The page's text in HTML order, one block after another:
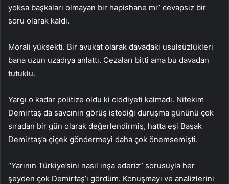
yoksa başkaları olmayan bir hapishane mi” cevapsız bir
soru olarak kaldı.
Morali yüksekti. Bir avukat olarak davadaki usulsüzlükleri
bana uzun uzadıya anlattı. Cezaları bitti ama bu davadan
tutuklu.
Yargı o kadar politize oldu ki ciddiyeti kalmadı. Nitekim
Demirtaş da savcının görüş istediği duruşma gününü çok
sıradan bir gün olarak değerlendirmiş, hatta eşi Başak
Demirtaş’a çiçek göndermeyi daha çok önemsemişti.
“Yarının Türkiye’sini nasıl inşa ederiz” sorusuyla her
şeyden çok Demirtaş’ı gördüm. Konuşmayı ve analizlerini